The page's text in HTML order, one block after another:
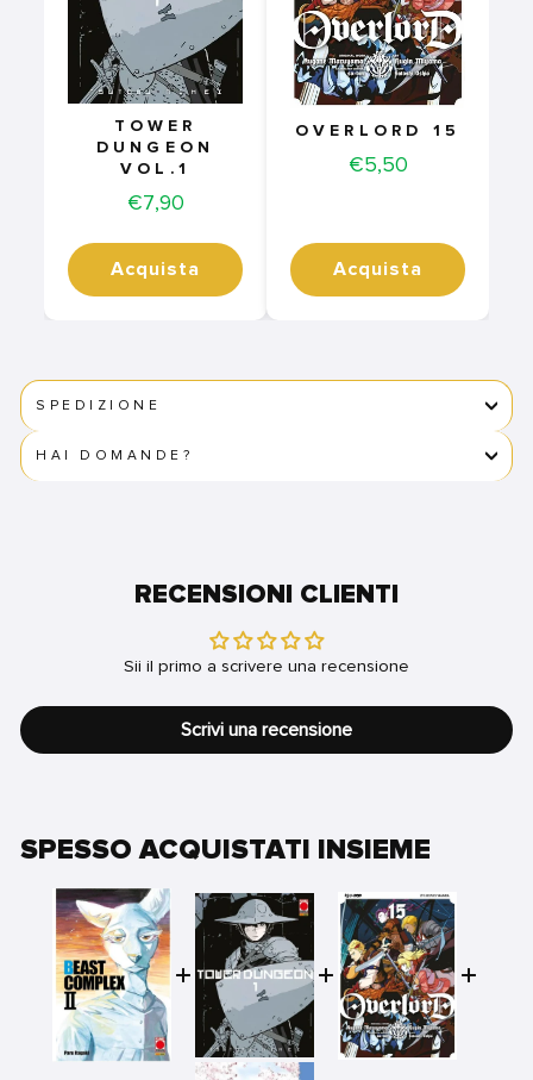
TOWER
DUNGEON
VOL.1
Price
€7,90
Acquista
OVERLORD 15
Price
€5,50
Acquista
SPEDIZIONE
HAI DOMANDE?
RECENSIONI CLIENTI
Sii il primo a scrivere una recensione
Scrivi una recensione
SPESSO ACQUISTATI INSIEME